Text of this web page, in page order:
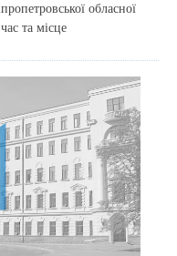
обласної
та місце